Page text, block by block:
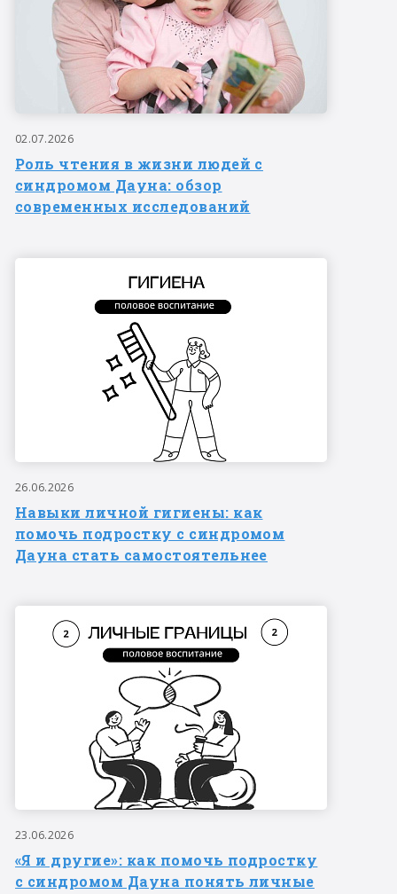
02.07.2026
Роль чтения в жизни людей с
синдромом Дауна: обзор
современных исследований
26.06.2026
Навыки личной гигиены: как
помочь подростку с синдромом
Дауна стать самостоятельнее
23.06.2026
«Я и другие»: как помочь подростку
с синдромом Дауна понять личные